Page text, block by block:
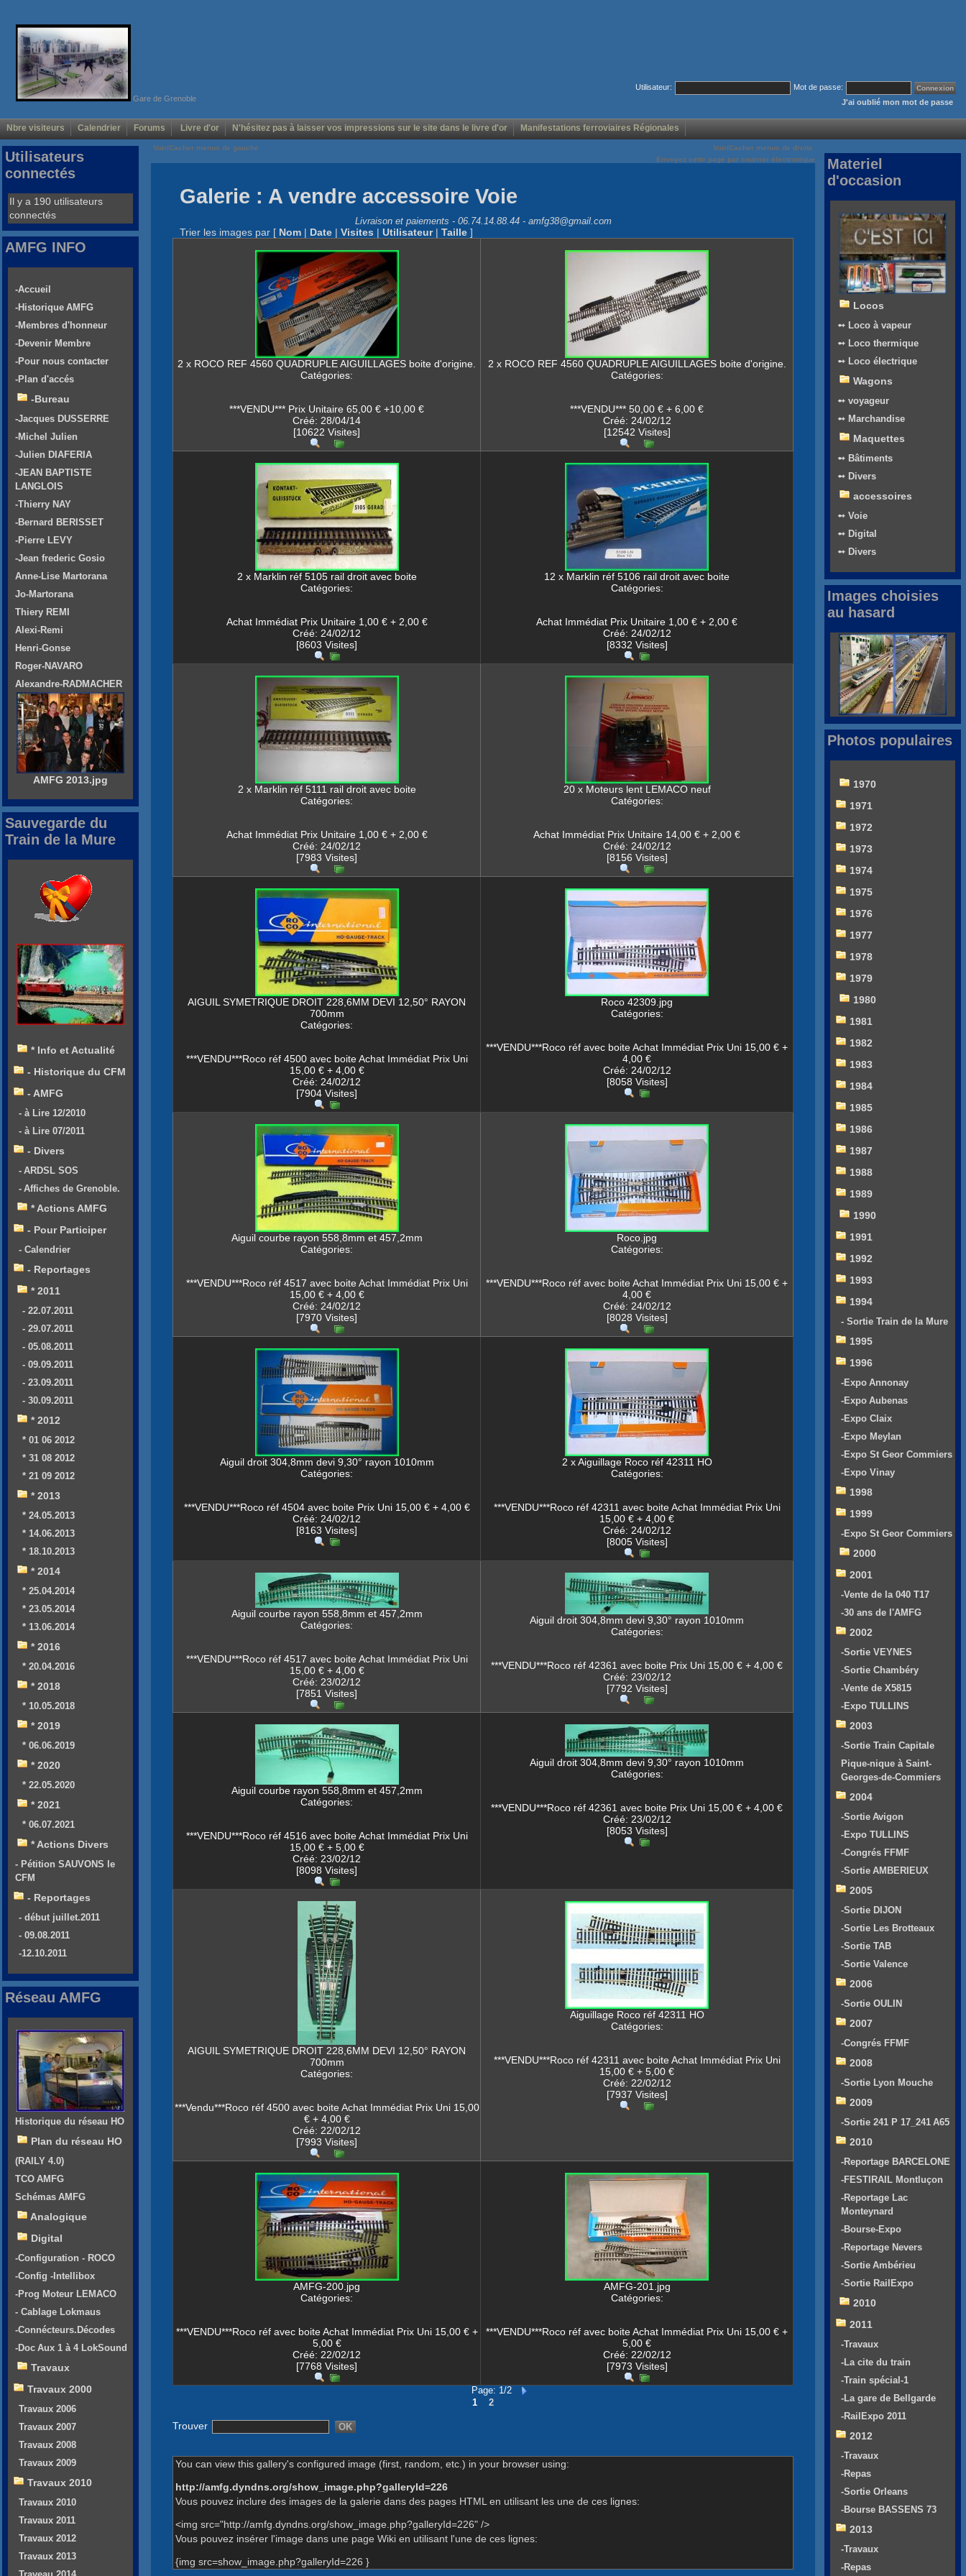
Gare de Grenoble
Utilisateur:
Mot de passe:
J'ai oublié mon mot de passe
Nbre visiteurs Calendrier Forums Livre d'or N'hésitez pas à laisser vos impressions sur le site dans le livre d'or Manifestations ferroviaires Régionales
Voir/Cacher menus de gauche
Voir/Cacher menus de droite
Envoyez cette page par courrier électronique
Galerie : A vendre accessoire Voie
Livraison et paiements - 06.74.14.88.44 - amfg38@gmail.com
Trier les images par [ Nom | Date | Visites | Utilisateur| Taille ]
2 x ROCO REF 4560 QUADRUPLE AIGUILLAGES boite d'origine.
Catégories:
***VENDU*** Prix Unitaire 65,00 € +10,00 €
Créé: 28/04/14
[10622 Visites]
2 x ROCO REF 4560 QUADRUPLE AIGUILLAGES boite d'origine.
Catégories:
***VENDU*** 50,00 € + 6,00 €
Créé: 24/02/12
[12542 Visites]
2 x Marklin réf 5105 rail droit avec boite
Catégories:
Achat Immédiat Prix Unitaire 1,00 € + 2,00 €
Créé: 24/02/12
[8603 Visites]
12 x Marklin réf 5106 rail droit avec boite
Catégories:
Achat Immédiat Prix Unitaire 1,00 € + 2,00 €
Créé: 24/02/12
[8332 Visites]
2 x Marklin réf 5111 rail droit avec boite
Catégories:
Achat Immédiat Prix Unitaire 1,00 € + 2,00 €
Créé: 24/02/12
[7983 Visites]
20 x Moteurs lent LEMACO neuf
Catégories:
Achat Immédiat Prix Unitaire 14,00 € + 2,00 €
Créé: 24/02/12
[8156 Visites]
AIGUIL SYMETRIQUE DROIT 228,6MM DEVI 12,50° RAYON
700mm
Catégories:
***VENDU***Roco réf 4500 avec boite Achat Immédiat Prix Uni
15,00 € + 4,00 €
Créé: 24/02/12
[7904 Visites]
Roco 42309.jpg
Catégories:
***VENDU***Roco réf avec boite Achat Immédiat Prix Uni 15,00 € +
4,00 €
Créé: 24/02/12
[8058 Visites]
Aiguil courbe rayon 558,8mm et 457,2mm
Catégories:
***VENDU***Roco réf 4517 avec boite Achat Immédiat Prix Uni
15,00 € + 4,00 €
Créé: 24/02/12
[7970 Visites]
Roco.jpg
Catégories:
***VENDU***Roco réf avec boite Achat Immédiat Prix Uni 15,00 € +
4,00 €
Créé: 24/02/12
[8028 Visites]
Aiguil droit 304,8mm devi 9,30° rayon 1010mm
Catégories:
***VENDU***Roco réf 4504 avec boite Prix Uni 15,00 € + 4,00 €
Créé: 24/02/12
[8163 Visites]
2 x Aiguillage Roco réf 42311 HO
Catégories:
***VENDU***Roco réf 42311 avec boite Achat Immédiat Prix Uni
15,00 € + 4,00 €
Créé: 24/02/12
[8005 Visites]
Aiguil courbe rayon 558,8mm et 457,2mm
Catégories:
***VENDU***Roco réf 4517 avec boite Achat Immédiat Prix Uni
15,00 € + 4,00 €
Créé: 23/02/12
[7851 Visites]
Aiguil droit 304,8mm devi 9,30° rayon 1010mm
Catégories:
***VENDU***Roco réf 42361 avec boite Prix Uni 15,00 € + 4,00 €
Créé: 23/02/12
[7792 Visites]
Aiguil courbe rayon 558,8mm et 457,2mm
Catégories:
***VENDU***Roco réf 4516 avec boite Achat Immédiat Prix Uni
15,00 € + 5,00 €
Créé: 23/02/12
[8098 Visites]
Aiguil droit 304,8mm devi 9,30° rayon 1010mm
Catégories:
***VENDU***Roco réf 42361 avec boite Prix Uni 15,00 € + 4,00 €
Créé: 23/02/12
[8053 Visites]
AIGUIL SYMETRIQUE DROIT 228,6MM DEVI 12,50° RAYON
700mm
Catégories:
***Vendu***Roco réf 4500 avec boite Achat Immédiat Prix Uni 15,00
€ + 4,00 €
Créé: 22/02/12
[7993 Visites]
Aiguillage Roco réf 42311 HO
Catégories:
***VENDU***Roco réf 42311 avec boite Achat Immédiat Prix Uni
15,00 € + 5,00 €
Créé: 22/02/12
[7937 Visites]
AMFG-200.jpg
Catégories:
***VENDU***Roco réf avec boite Achat Immédiat Prix Uni 15,00 € +
5,00 €
Créé: 22/02/12
[7768 Visites]
AMFG-201.jpg
Catégories:
***VENDU***Roco réf avec boite Achat Immédiat Prix Uni 15,00 € +
5,00 €
Créé: 22/02/12
[7973 Visites]
Page: 1/2
1
2
Trouver
You can view this gallery's configured image (first, random, etc.) in your browser using:
http://amfg.dyndns.org/show_image.php?galleryId=226
Vous pouvez inclure des images de la galerie dans des pages HTML en utilisant les une de ces lignes:
<img src="http://amfg.dyndns.org/show_image.php?galleryId=226" />
Vous pouvez insérer l'image dans une page Wiki en utilisant l'une de ces lignes:
{img src=show_image.php?galleryId=226 }
Utilisateurs
connectés
Il y a 190 utilisateurs
connectés
AMFG INFO
-Accueil
-Historique AMFG
-Membres d'honneur
-Devenir Membre
-Pour nous contacter
-Plan d'accés
-Bureau
-Jacques DUSSERRE
-Michel Julien
-Julien DIAFERIA
-JEAN BAPTISTE
LANGLOIS
-Thierry NAY
-Bernard BERISSET
-Pierre LEVY
-Jean frederic Gosio
Anne-Lise Martorana
Jo-Martorana
Thiery REMI
Alexi-Remi
Henri-Gonse
Roger-NAVARO
Alexandre-RADMACHER
AMFG 2013.jpg
Sauvegarde du
Train de la Mure
* Info et Actualité
- Historique du CFM
- AMFG
- à Lire 12/2010
- à Lire 07/2011
- Divers
- ARDSL SOS
- Affiches de Grenoble.
* Actions AMFG
- Pour Participer
- Calendrier
- Reportages
* 2011
- 22.07.2011
- 29.07.2011
- 05.08.2011
- 09.09.2011
- 23.09.2011
- 30.09.2011
* 2012
* 01 06 2012
* 31 08 2012
* 21 09 2012
* 2013
* 24.05.2013
* 14.06.2013
* 18.10.2013
* 2014
* 25.04.2014
* 23.05.2014
* 13.06.2014
* 2016
* 20.04.2016
* 2018
* 10.05.2018
* 2019
* 06.06.2019
* 2020
* 22.05.2020
* 2021
* 06.07.2021
* Actions Divers
- Pétition SAUVONS le
CFM
- Reportages
- début juillet.2011
- 09.08.2011
-12.10.2011
Réseau AMFG
Historique du réseau HO
Plan du réseau HO
(RAILY 4.0)
TCO AMFG
Schémas AMFG
Analogique
Digital
-Configuration - ROCO
-Config -Intellibox
-Prog Moteur LEMACO
- Cablage Lokmaus
-Connécteurs.Décodes
-Doc Aux 1 à 4 LokSound
Travaux
Travaux 2000
Travaux 2006
Travaux 2007
Travaux 2008
Travaux 2009
Travaux 2010
Travaux 2010
Travaux 2011
Travaux 2012
Travaux 2013
Materiel
d'occasion
Locos
➻ Loco à vapeur
➻ Loco thermique
➻ Loco électrique
Wagons
➻ voyageur
➻ Marchandise
Maquettes
➻ Bâtiments
➻ Divers
accessoires
➻ Voie
➻ Digital
➻ Divers
Images choisies
au hasard
Photos populaires
1970
1971
1972
1973
1974
1975
1976
1977
1978
1979
1980
1981
1982
1983
1984
1985
1986
1987
1988
1989
1990
1991
1992
1993
1994
- Sortie Train de la Mure
1995
1996
-Expo Annonay
-Expo Aubenas
-Expo Claix
-Expo Meylan
-Expo St Geor Commiers
-Expo Vinay
1998
1999
-Expo St Geor Commiers
2000
2001
-Vente de la 040 T17
-30 ans de l'AMFG
2002
-Sortie VEYNES
-Sortie Chambéry
-Vente de X5815
-Expo TULLINS
2003
-Sortie Train Capitale
Pique-nique à Saint-
Georges-de-Commiers
2004
-Sortie Avigon
-Expo TULLINS
-Congrés FFMF
-Sortie AMBERIEUX
2005
-Sortie DIJON
-Sortie Les Brotteaux
-Sortie TAB
-Sortie Valence
2006
-Sortie OULIN
2007
-Congrés FFMF
2008
-Sortie Lyon Mouche
2009
-Sortie 241 P 17_241 A65
2010
-Reportage BARCELONE
-FESTIRAIL Montluçon
-Reportage Lac
Monteynard
-Bourse-Expo
-Reportage Nevers
-Sortie Ambérieu
-Sortie RailExpo
2010
2011
-Travaux
-La cite du train
-Train spécial-1
-La gare de Bellgarde
-RailExpo 2011
2012
-Travaux
-Repas
-Sortie Orleans
-Bourse BASSENS 73
2013
-Travaux
-Repas